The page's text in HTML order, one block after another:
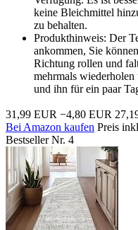
keine Bleichmittel
zu behalten.
Produkthinweis: Der
ankommen, Sie
Richtung rollen und
mehrmals
und ihn für ein paar
31,99 EUR −4,80 EUR
Bei Amazon kaufen Preis
Bestseller Nr. 4